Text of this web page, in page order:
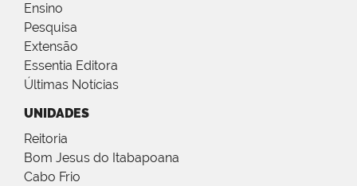
Ensino
Pesquisa
Extensão
Essentia Editora
Últimas Notícias
UNIDADES
Reitoria
Bom Jesus do Itabapoana
Cabo Frio